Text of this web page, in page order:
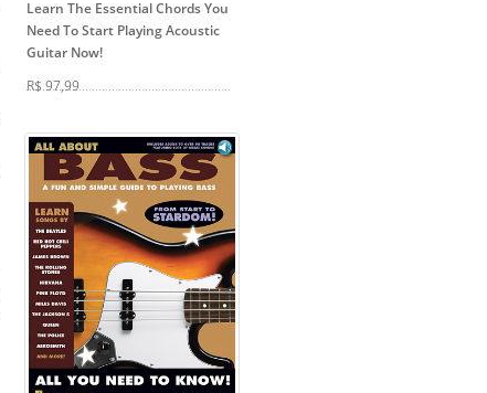
Learn The Essential Chords You
Need To Start Playing Acoustic
Guitar Now!
R$ 97,99